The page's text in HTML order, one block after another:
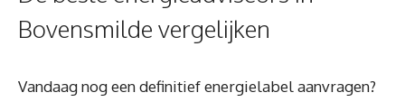
Bovensmilde vergelijken
Vandaag nog een definitief energielabel aanvragen?